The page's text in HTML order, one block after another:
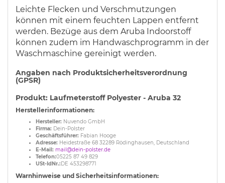
Leichte Flecken und Verschmutzungen
können mit einem feuchten Lappen entfernt
werden. Bezüge aus dem Aruba Indoorstoff
können zudem im Handwaschprogramm in der
Waschmaschine gereinigt werden.
Angaben nach Produktsicherheitsverordnung
(GPSR)
Produkt: Laufmeterstoff Polyester - Aruba 32
Herstellerinformationen:
Hersteller: Nuvendo GmbH
Firma: Dein-Polster
Geschäftsführer: Fabian Hooge
Adresse: Heidestraße 68 32289 Rödinghausen, Deutschland
E-Mail: mail@dein-polster.de
Telefon:05225 87 49 829
USt-IdNr.:DE 453298771
Warnhinweise und Sicherheitsinformationen: